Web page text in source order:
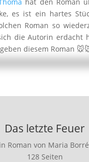
es ist ein hartes
Roman so
die Autorin erdacht
diesem Roman
Das letzte Feuer
Roman von Maria
128 Seiten